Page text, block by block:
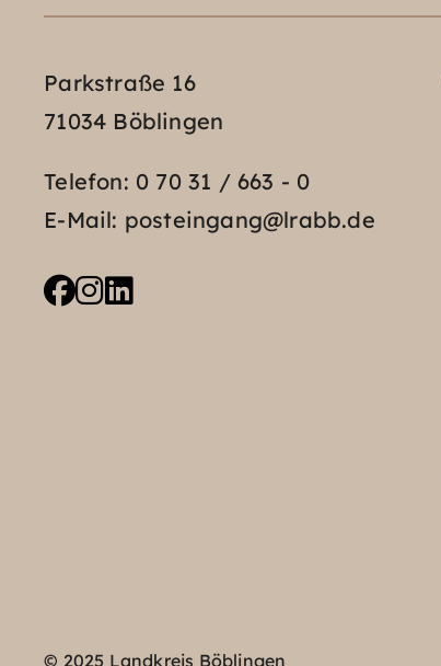
Parkstraße 16
71034 Böblingen
Telefon: 0 70 31 / 663 - 0
E-Mail: posteingang@lrabb.de
© 2025 Landkreis Böblingen